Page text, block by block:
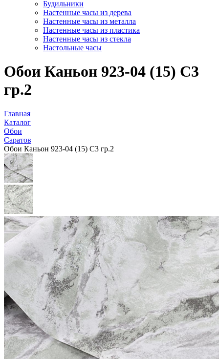
Будильники
Настенные часы из дерева
Настенные часы из металла
Настенные часы из пластика
Настенные часы из стекла
Настольные часы
Обои Каньон 923-04 (15) С3
гр.2
Главная
Каталог
Обои
Саратов
Обои Каньон 923-04 (15) С3 гр.2